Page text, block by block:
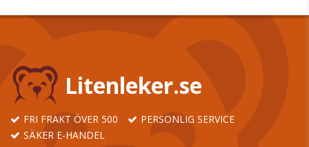
Litenleker.se
FRI FRAKT ÖVER 500
PERSONLIG SERVICE
SÄKER E-HANDEL